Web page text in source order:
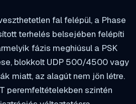
fal felépül, a Phase
terhelés belsejében felépíti
fázis meghiúsul a PSK
blokkolt UDP 500/4500 vagy
miatt, az alagút nem jön létre.
peremfeltételekben szintén